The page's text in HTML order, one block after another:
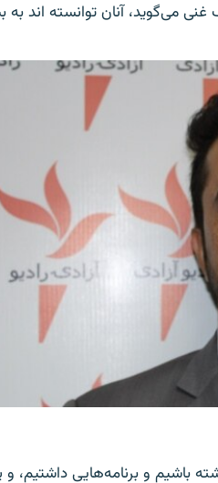
می‌گوید، آنان توانسته اند به
داشته باشیم و برنامه‌هایی داشتیم،